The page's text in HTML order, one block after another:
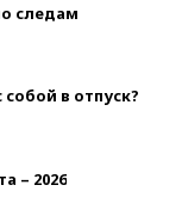
следам
в отпуск?
– 2026